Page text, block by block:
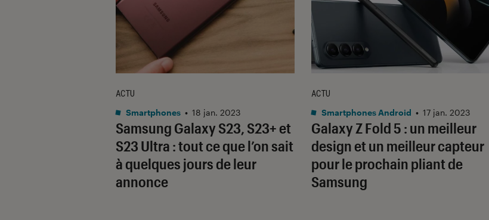
Samsung Galaxy S23, S23+ et
S23 Ultra : tout ce que l’on sait
à quelques jours de leur
annonce
ACTU
Smartphones • 18 jan. 2023
Galaxy Z Fold 5 : un meilleur
design et un meilleur capteur
pour le prochain pliant de
Samsung
ACTU
Smartphones Android • 17 jan. 2023